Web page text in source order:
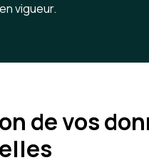
vigueur.
de vos